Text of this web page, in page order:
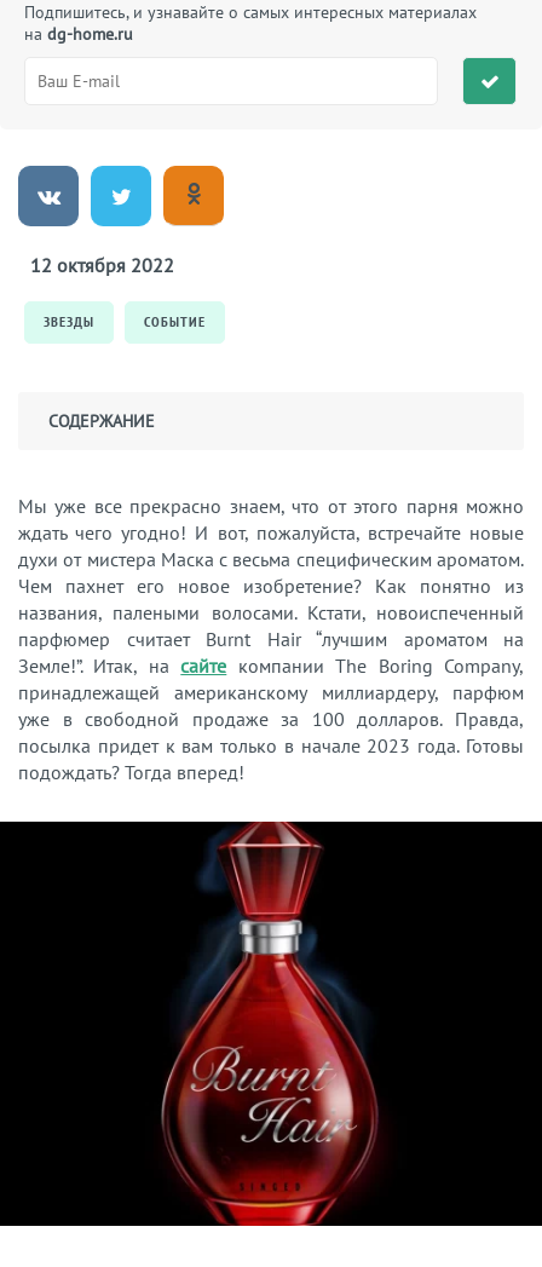
Подпишитесь, и узнавайте о самых интересных материалах
на dg-home.ru
12 октября 2022
ЗВЕЗДЫ СОБЫТИЕ
СОДЕРЖАНИЕ
Мы уже все прекрасно знаем, что от этого парня можно
ждать чего угодно! И вот, пожалуйста, встречайте новые
духи от мистера Маска с весьма специфическим ароматом.
Чем пахнет его новое изобретение? Как понятно из
названия, палеными волосами. Кстати, новоиспеченный
парфюмер считает Burnt Hair “лучшим ароматом на
Земле!”. Итак, на сайте компании The Boring Company,
принадлежащей американскому миллиардеру, парфюм
уже в свободной продаже за 100 долларов. Правда,
посылка придет к вам только в начале 2023 года. Готовы
подождать? Тогда вперед!